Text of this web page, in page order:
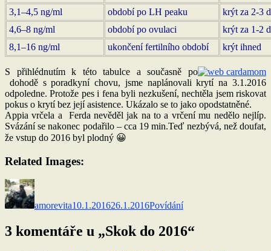
3,1–4,5 ng/ml
období po LH peaku
krýt za 2-3
4,6–8 ng/ml
období po ovulaci
krýt za 1-2
8,1–16 ng/ml
ukončení fertilního období krýt ihned
S přihlédnutím k této tabulce a současně po
dohodě s poradkyní chovu, jsme naplánovali krytí na 3.1.2016
odpoledne. Protože pes i fena byli nezkušení, nechtěla jsem riskovat
pokus o krytí bez její asistence. Ukázalo se to jako opodstatněné.
Appia vrčela a Ferda nevěděl jak na to a vrčení mu nedělo nejlíp.
Svázání se nakonec podařilo – cca 19 min.Teď nezbývá, než doufat,
že vstup do 2016 byl plodný 😀
Related Images:
Autor:
amorevita10.1.201626.1.2016Povídání
3 komentáře u „Skok do 2016“